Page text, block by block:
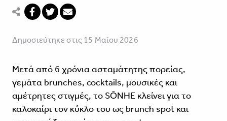
Δημοσιεύτηκε στις 15 Μαΐου 2026
Μετά από 6 χρόνια ασταμάτητης πορείας,
γεμάτα brunches, cocktails, μουσικές και
αμέτρητες στιγμές, το SŌNHE κλείνει για το
καλοκαίρι τον κύκλο του ως brunch spot και